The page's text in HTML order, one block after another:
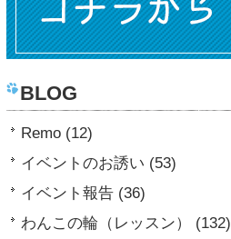
BLOG
Remo (12)
イベントのお誘い (53)
イベント報告 (36)
わんこの輪（レッスン） (132)